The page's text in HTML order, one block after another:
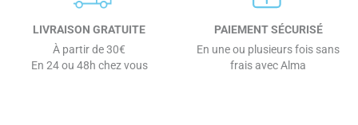
LIVRAISON GRATUITE
À partir de 30€
En 24 ou 48h chez vous
PAIEMENT SÉCURISÉ
En une ou plusieurs fois sans
frais avec Alma